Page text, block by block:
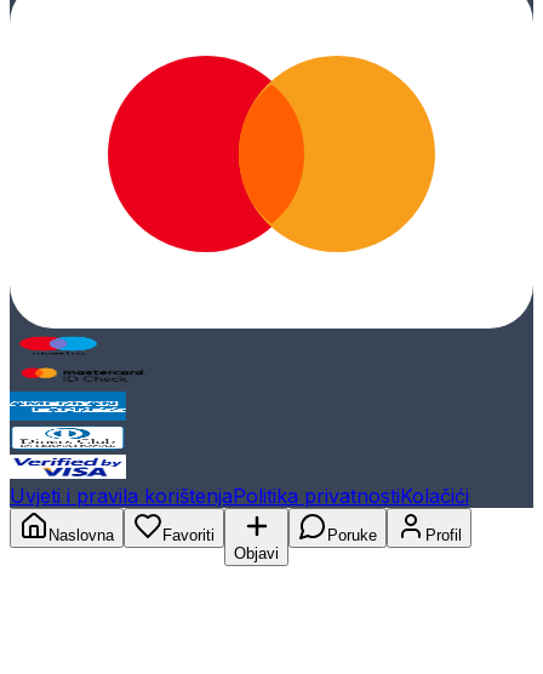
Uvjeti i pravila korištenjaPolitika privatnostiKolačići
Naslovna
Favoriti
Objavi
Poruke Profil